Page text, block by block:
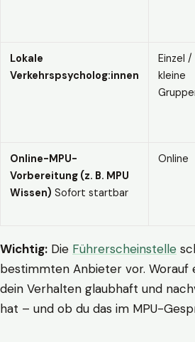
Lokale
Verkehrspsycholog:innen
Einzel /
kleine
Online-MPU-
Vorbereitung (z. B. MPU
Wissen) Sofort startbar
Online
Wichtig: Die Führerscheinstelle
bestimmten Anbieter vor. Worauf
dein Verhalten glaubhaft und
hat – und ob du das im MPU-